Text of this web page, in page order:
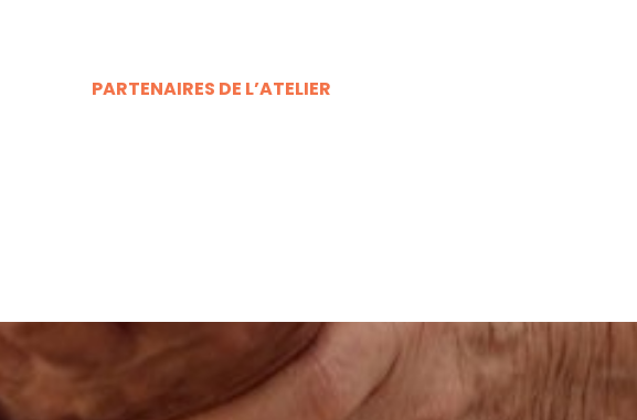
PARTENAIRES DE L’ATELIER